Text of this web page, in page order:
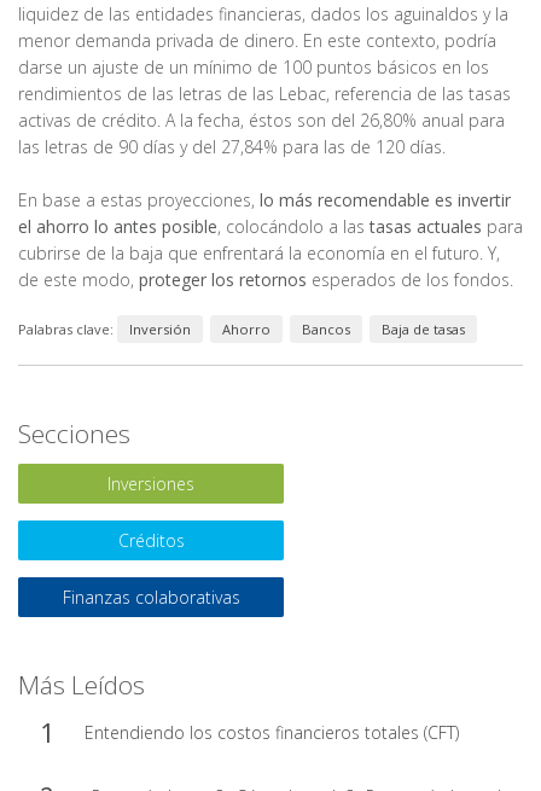
liquidez de las entidades financieras, dados los aguinaldos y la
menor demanda privada de dinero. En este contexto, podría
darse un ajuste de un mínimo de 100 puntos básicos en los
rendimientos de las letras de las Lebac, referencia de las tasas
activas de crédito. A la fecha, éstos son del 26,80% anual para
las letras de 90 días y del 27,84% para las de 120 días.
En base a estas proyecciones, lo más recomendable es invertir
el ahorro lo antes posible, colocándolo a lastasas actuales para
cubrirse de la baja que enfrentará la economía en el futuro. Y,
de este modo, proteger los retornos esperados de los fondos.
Palabras clave: Inversión Ahorro Bancos Baja de tasas
Secciones
Inversiones
Créditos
Finanzas colaborativas
Más Leídos
Entendiendo los costos financieros totales (CFT)